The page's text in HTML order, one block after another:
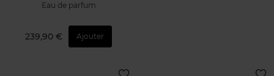
Eau de parfum
239,90 € Ajouter